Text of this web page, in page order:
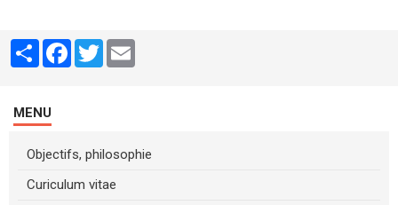
PartagerFacebook
Twitter
MENU
Objectifs, philosophie
Curiculum vitae